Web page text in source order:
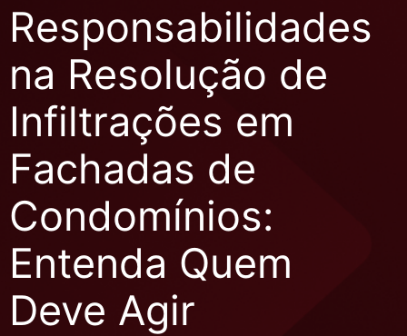
Responsabilidades
na Resolução de
Infiltrações em
Fachadas de
Condomínios:
Entenda Quem
Deve Agir